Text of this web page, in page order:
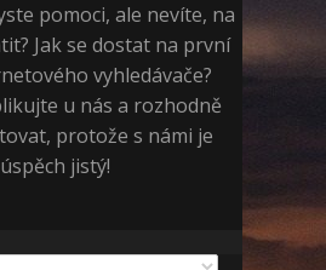
pomoci, ale nevíte, na
Jak se dostat na první
vyhledávače?
u nás a rozhodně
protože s námi je
úspěch jistý!